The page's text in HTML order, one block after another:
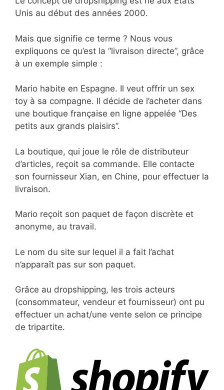
Unis au début des années 2000.
Mais que signifie ce terme ? Nous vous
expliquons ce qu’est la “livraison directe”, grâce
à un exemple simple :
Mario habite en Espagne. Il veut offrir un sex
toy à sa compagne. Il décide de l’acheter dans
une boutique française en ligne appelée “Des
petits aux grands plaisirs”.
La boutique, qui joue le rôle de distributeur
d’articles, reçoit sa commande. Elle contacte
son fournisseur Xian, en Chine, pour effectuer la
livraison.
Mario reçoit son paquet de façon discrète et
anonyme, au travail.
Le nom du site sur lequel il a fait l’achat
n’apparaît pas sur son paquet.
Grâce au dropshipping, les trois acteurs
(consommateur, vendeur et fournisseur) ont pu
effectuer un achat/une vente selon ce principe
de tripartite.